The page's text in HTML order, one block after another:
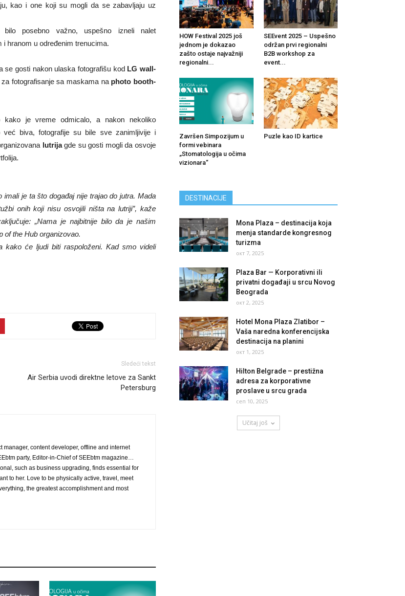
kao i one koji su mogli da se zabavljaju uz
posebno važno, uspešno izneli nalet
hranom u određenim trenucima.
se gosti nakon ulaska fotografišu kod LG wall-
fotografisanje sa maskama na photo booth-
kako je vreme odmicalo, a nakon nekoliko
već biva, fotografije su bile sve zanimljivije i
lutrijagde su gosti mogli da osvoje
imali je ta što događaj nije trajao do jutra. Mada
onih koji nisu osvojili ništa na lutriji”, kaže
„Nama je najbitnije bilo da je našim
of the Hub organizovao.
kako će ljudi biti raspoloženi. Kad smo videli
Sledeći tekst
Air Serbia uvodi direktne letove za Sankt
Petersburg
manager, content developer, offline and internet
party, Editor-in-Chief of SEEbtm magazine…
such as business upgrading, finds essential for
to her. Love to be physically active, travel, meet
the greatest accomplishment and most
HOW Festival 2025 još
jednom je dokazao
zašto ostaje najvažniji
regionalni...
SEEvent 2025 – Uspešno
održan prvi regionalni
B2B workshop za
event...
Završen Simpozijum u
formi vebinara
„Stomatologija u očima
vizionara“
Puzle kao ID kartice
DESTINACIJE
Mona Plaza – destinacija koja
menja standarde kongresnog
turizma
окт 7, 2025
Plaza Bar — Korporativni ili
privatni događaji u srcu Novog
Beograda
окт 2, 2025
Hotel Mona Plaza Zlatibor –
Vaša naredna konferencijska
destinacija na planini
окт 1, 2025
Hilton Belgrade – prestižna
adresa za korporativne
proslave u srcu grada
сеп 10, 2025
Učitaj još